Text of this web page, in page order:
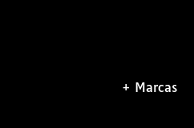
+ Marcas